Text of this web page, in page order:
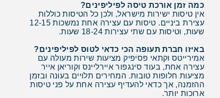
כמה זמן אורכת טיסה לפיליפינים?
אין טיסות ישירות מישראל, ולכן כל הטיסות כוללות
עצירת ביניים. טיסות עם עצירה אחת נמשכות 12-15
שעות, וטיסות עם שתי עצירות 18-24 שעות.
באיזו חברת תעופה הכי כדאי לטוס לפיליפינים?
אמירייטס וקתאי פסיפיק מציעות שירות מעולה עם
עצירה אחת, בעוד סינגפור איירליינס וקוריאן אייר
מציעות חלופות טובות. המחירים תלויים בעונה ובזמן
ההזמנה, אך כדאי להעדיף עצירה אחת על פני טיסות
ארוכות יותר.